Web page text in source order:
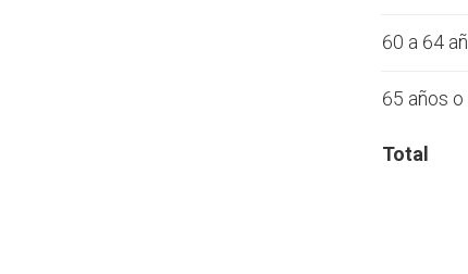
60 a 64
65 años o
Total